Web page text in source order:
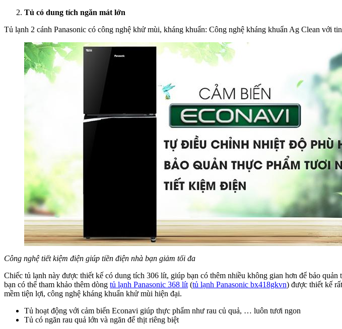
Tủ có dung tích ngăn mát lớn
Tủ lạnh 2 cánh Panasonic có công nghệ khử mùi, kháng khuẩn: Công nghệ kháng khuẩn Ag Clean với
Công nghệ tiết kiệm điện giúp tiền điện nhà bạn giảm tối đa
Chiếc tủ lạnh này được thiết kế có dung tích 306 lít, giúp bạn có thêm nhiều không gian hơn để bảo
bạn có thể tham khảo thêm dòng tủ lạnh Panasonic 368 lít (tủ lạnh Panasonic bx418gkvn) được thiết kế
mềm tiện lợi, công nghệ kháng khuẩn khử mùi hiện đại.
Tủ hoạt động với cảm biến Econavi giúp thực phẩm như rau củ quả, … luôn tươi ngon
Tủ có ngăn rau quả lớn và ngăn để thịt riêng biệt